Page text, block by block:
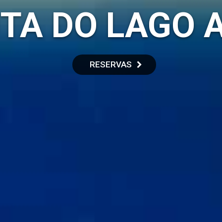
DO LAGO
RESERVAS